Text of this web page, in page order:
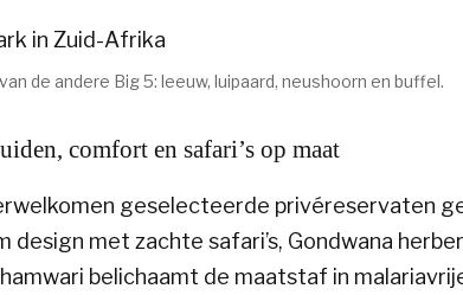
de andere Big 5: leeuw, luipaard, neushoorn en buffel.
comfort en safari’s op maat
geselecteerde privéreservaten
design met zachte safari’s, Gondwana
belichaamt de maatstaf in